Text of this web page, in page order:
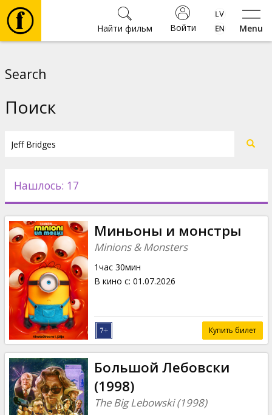
Menu
Войти
Найти фильм
Новости
Подарки
Кинозакуски
B2B
Клуб
Search
Поиск
Нашлось: 17
Миньоны и монстры
Minions & Monsters
1час 30мин
В кино с: 01.07.2026
Купить билет
Большой Лебовски
(1998)
The Big Lebowski (1998)